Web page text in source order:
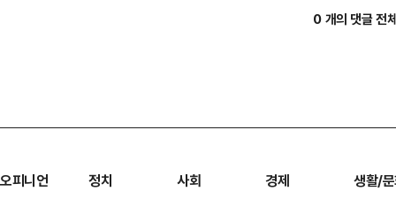
0 개의 댓글 전
오피니언 정치 사회 경제 생활/